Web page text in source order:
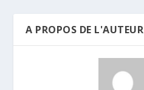
A PROPOS DE L'AUTEUR